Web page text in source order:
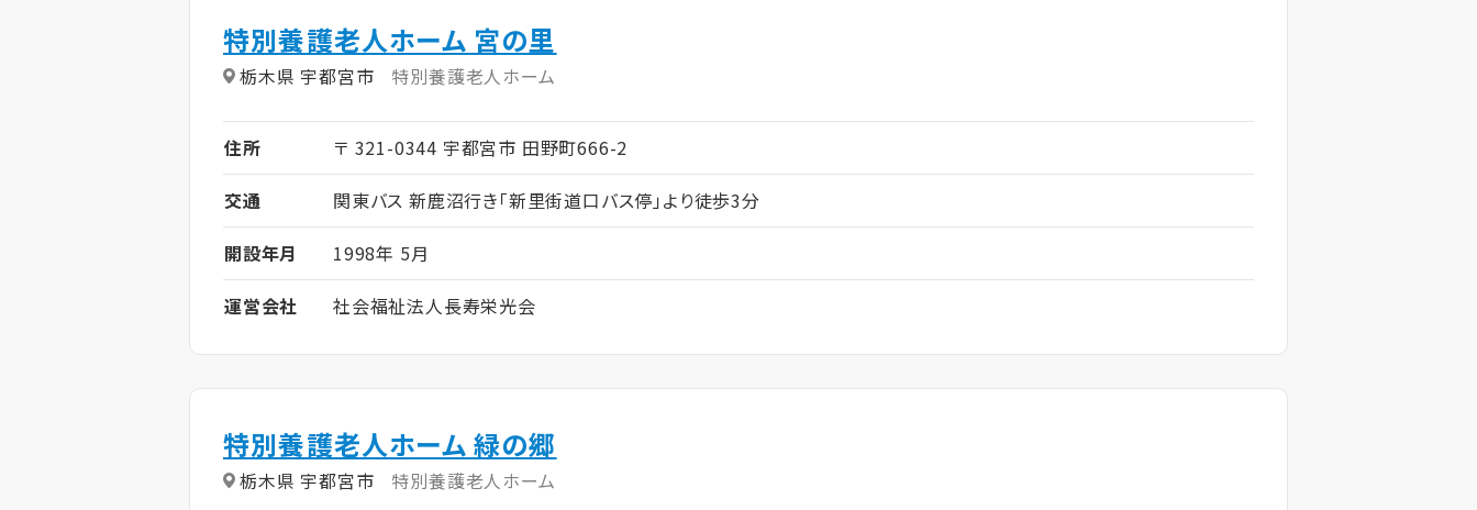
特別養護老人ホーム 宮の里
栃木県 宇都宮市 特別養護老人ホーム
住所
〒 321-0344 宇都宮市 田野町666-2
交通
関東バス 新鹿沼行き「新里街道口バス停」より徒歩3分
開設年月
1998年 5月
運営会社
社会福祉法人長寿栄光会
特別養護老人ホーム 緑の郷
栃木県 宇都宮市 特別養護老人ホーム